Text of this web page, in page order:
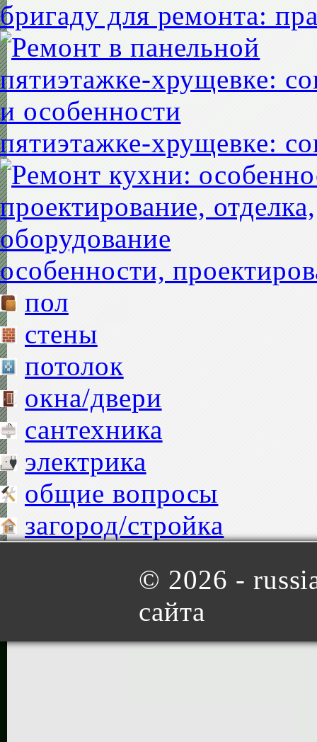
бригаду для ремонта:
пятиэтажке-хрущевке:
особенности,
пол
стены
потолок
окна/двери
сантехника
электрика
общие вопросы
загород/стройка
© 2026 -
сайта